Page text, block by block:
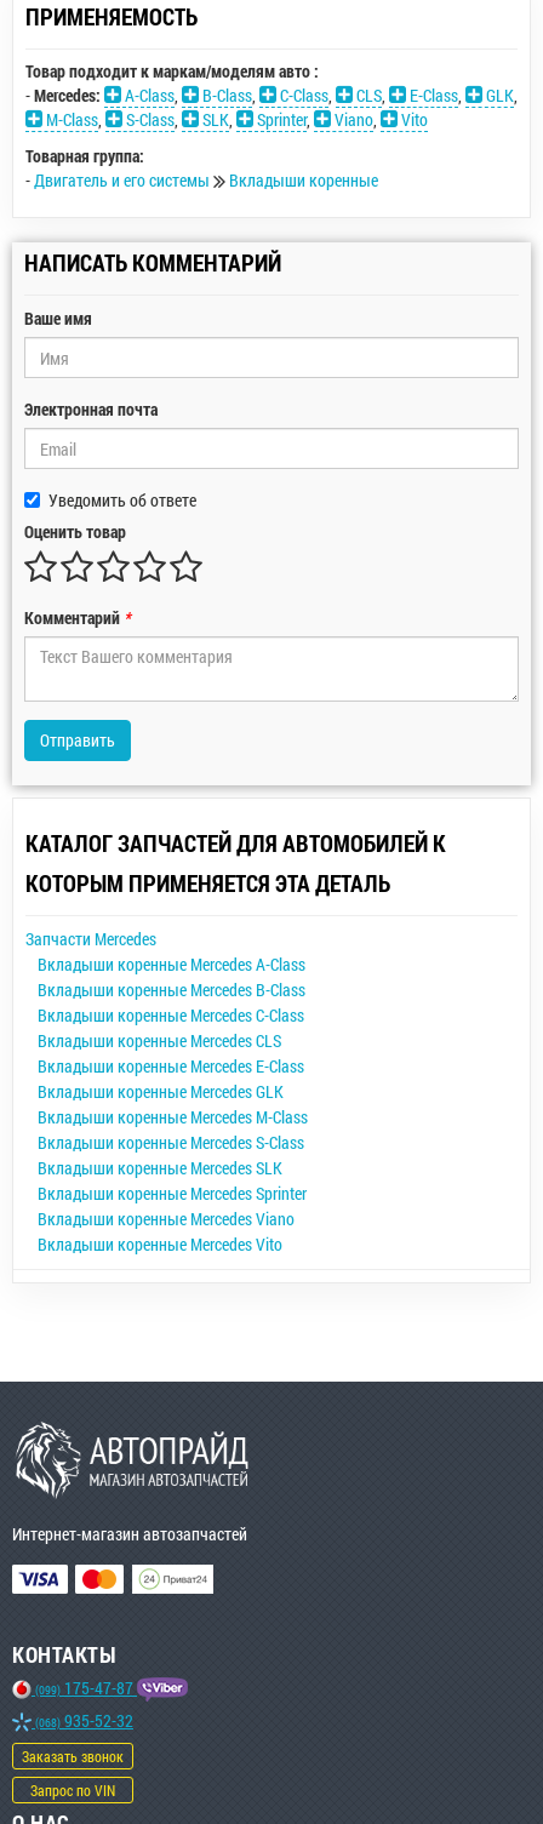
ПРИМЕНЯЕМОСТЬ
Товар подходит к маркам/моделям авто :
-Mercedes: A-Class, B-Class, C-Class, CLS, E-Class, GLK,
M-Class, S-Class, SLK, Sprinter, Viano,
Vito
Товарная группа:
-Двигатель и его системы Вкладыши коренные
НАПИСАТЬ КОММЕНТАРИЙ
Ваше имя
Электронная почта
Уведомить об ответе
Оценить товар
Комментарий *
Отправить
КАТАЛОГ ЗАПЧАСТЕЙ ДЛЯ АВТОМОБИЛЕЙ К
КОТОРЫМ ПРИМЕНЯЕТСЯ ЭТА ДЕТАЛЬ
Запчасти Mercedes
Вкладыши коренные Mercedes A-Class
Вкладыши коренные Mercedes B-Class
Вкладыши коренные Mercedes C-Class
Вкладыши коренные Mercedes CLS
Вкладыши коренные Mercedes E-Class
Вкладыши коренные Mercedes GLK
Вкладыши коренные Mercedes M-Class
Вкладыши коренные Mercedes S-Class
Вкладыши коренные Mercedes SLK
Вкладыши коренные Mercedes Sprinter
Вкладыши коренные Mercedes Viano
Вкладыши коренные Mercedes Vito
Интернет-магазин автозапчастей
КОНТАКТЫ
(099) 175-47-87
(068) 935-52-32
Заказать звонок
Запрос по VIN